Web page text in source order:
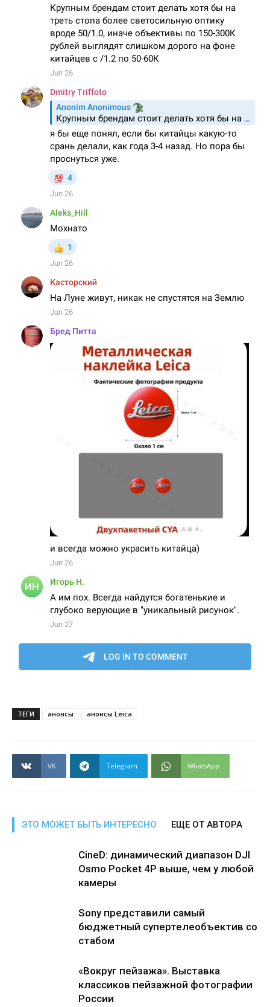
ТЕГИ анонсы анонсы Leica
VK Telegram WhatsApp
ЭТО МОЖЕТ БЫТЬ ИНТЕРЕСНО ЕЩЕ ОТ АВТОРА
CineD: динамический диапазон DJI
Osmo Pocket 4P выше, чем у любой
камеры
Sony представили самый
бюджетный супертелеобъектив со
стабом
«Вокруг пейзажа». Выставка
классиков пейзажной фотографии
России